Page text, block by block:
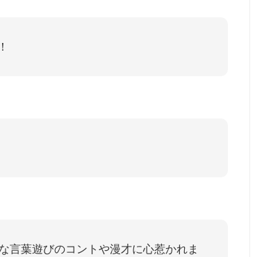
言葉遊びのコントや漫才に心惹かれま